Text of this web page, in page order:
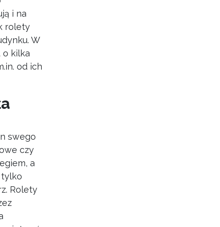
i na
rolety
W
o kilka
od ich
swego
czy
a
tylko
Rolety